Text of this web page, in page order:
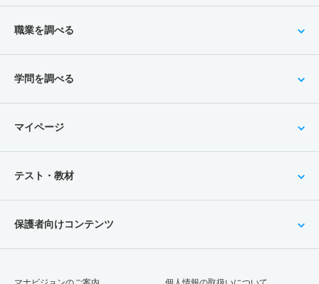
職業を調べる
学問を調べる
マイページ
テスト・教材
保護者向けコンテンツ